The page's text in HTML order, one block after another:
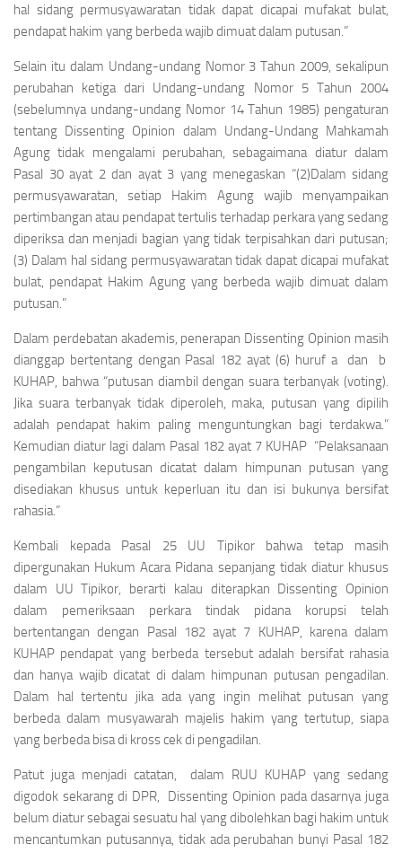
hal sidang permusyawaratan tidak dapat dicapai mufakat bulat,
pendapat hakim yang berbeda wajib dimuat dalam putusan.”
Selain itu dalam Undang-undang Nomor 3 Tahun 2009, sekalipun
perubahan ketiga dari Undang-undang Nomor 5 Tahun 2004
(sebelumnya undang-undang Nomor 14 Tahun 1985) pengaturan
tentang Dissenting Opinion dalam Undang-Undang Mahkamah
Agung tidak mengalami perubahan, sebagaimana diatur dalam
Pasal 30 ayat 2 dan ayat 3 yang menegaskan “(2)Dalam sidang
permusyawaratan, setiap Hakim Agung wajib menyampaikan
pertimbangan atau pendapat tertulis terhadap perkara yang sedang
diperiksa dan menjadi bagian yang tidak terpisahkan dari putusan;
(3) Dalam hal sidang permusyawaratan tidak dapat dicapai mufakat
bulat, pendapat Hakim Agung yang berbeda wajib dimuat dalam
putusan.”
Dalam perdebatan akademis, penerapan Dissenting Opinion masih
dianggap bertentang dengan Pasal 182 ayat (6) huruf a dan b
KUHAP, bahwa “putusan diambil dengan suara terbanyak (voting).
Jika suara terbanyak tidak diperoleh, maka, putusan yang dipilih
adalah pendapat hakim paling menguntungkan bagi terdakwa.”
Kemudian diatur lagi dalam Pasal 182 ayat 7 KUHAP “Pelaksanaan
pengambilan keputusan dicatat dalam himpunan putusan yang
disediakan khusus untuk keperluan itu dan isi bukunya bersifat
rahasia.”
Kembali kepada Pasal 25 UU Tipikor bahwa tetap masih
dipergunakan Hukum Acara Pidana sepanjang tidak diatur khusus
dalam UU Tipikor, berarti kalau diterapkan Dissenting Opinion
dalam pemeriksaan perkara tindak pidana korupsi telah
bertentangan dengan Pasal 182 ayat 7 KUHAP, karena dalam
KUHAP pendapat yang berbeda tersebut adalah bersifat rahasia
dan hanya wajib dicatat di dalam himpunan putusan pengadilan.
Dalam hal tertentu jika ada yang ingin melihat putusan yang
berbeda dalam musyawarah majelis hakim yang tertutup, siapa
yang berbeda bisa di kross cekdi pengadilan.
Patut juga menjadi catatan, dalam RUU KUHAP yang sedang
digodok sekarang di DPR, Dissenting Opinion pada dasarnya juga
belum diatur sebagai sesuatu hal yang dibolehkan bagi hakim untuk
mencantumkan putusannya, tidak ada perubahan bunyi Pasal 182